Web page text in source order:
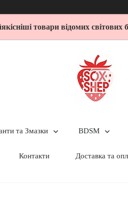
товари відомих світових
та Змазки BDSM
Контакти Доставка та